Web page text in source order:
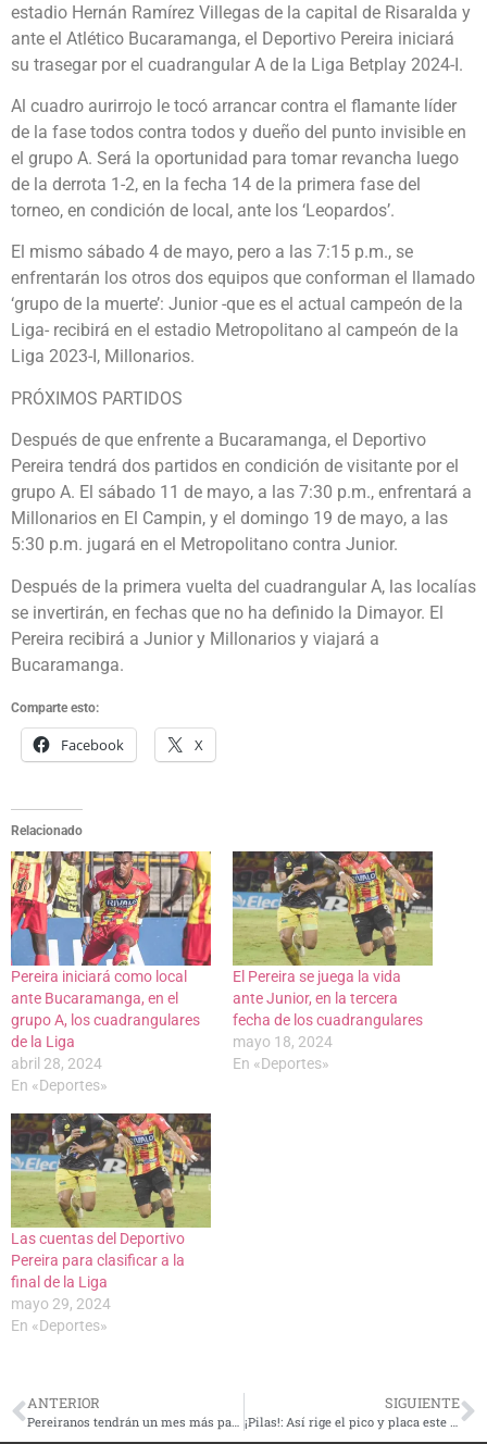
estadio Hernán Ramírez Villegas de la capital de Risaralda y
ante el Atlético Bucaramanga, el Deportivo Pereira iniciará
su trasegar por el cuadrangular A de la Liga Betplay 2024-I.
Al cuadro aurirrojo le tocó arrancar contra el flamante líder
de la fase todos contra todos y dueño del punto invisible en
el grupo A. Será la oportunidad para tomar revancha luego
de la derrota 1-2, en la fecha 14 de la primera fase del
torneo, en condición de local, ante los ‘Leopardos’.
El mismo sábado 4 de mayo, pero a las 7:15 p.m., se
enfrentarán los otros dos equipos que conforman el llamado
‘grupo de la muerte’: Junior -que es el actual campeón de la
Liga- recibirá en el estadio Metropolitano al campeón de la
Liga 2023-I, Millonarios.
PRÓXIMOS PARTIDOS
Después de que enfrente a Bucaramanga, el Deportivo
Pereira tendrá dos partidos en condición de visitante por el
grupo A. El sábado 11 de mayo, a las 7:30 p.m., enfrentará a
Millonarios en El Campin, y el domingo 19 de mayo, a las
5:30 p.m. jugará en el Metropolitano contra Junior.
Después de la primera vuelta del cuadrangular A, las localías
se invertirán, en fechas que no ha definido la Dimayor. El
Pereira recibirá a Junior y Millonarios y viajará a
Bucaramanga.
Comparte esto:
Facebook X
Relacionado
Pereira iniciará como local
ante Bucaramanga, en el
grupo A, los cuadrangulares
de la Liga
abril 28, 2024
En «Deportes»
El Pereira se juega la vida
ante Junior, en la tercera
fecha de los cuadrangulares
mayo 18, 2024
En «Deportes»
Las cuentas del Deportivo
Pereira para clasificar a la
final de la Liga
mayo 29, 2024
En «Deportes»
ANTERIOR
Pereiranos tendrán un mes más para pagar el impuesto predial con descuentos
SIGUIENTE
¡Pilas!: Así rige el pico y placa este jueves 2 de mayo en Pereira